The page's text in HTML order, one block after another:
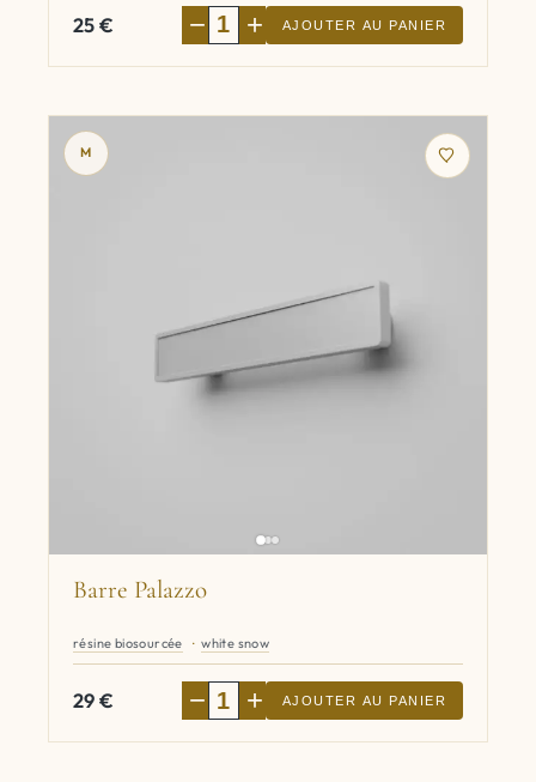
25€ − + AJOUTER AU PANIER
M
Barre Palazzo
résine biosourcée white snow
29€ − + AJOUTER AU PANIER